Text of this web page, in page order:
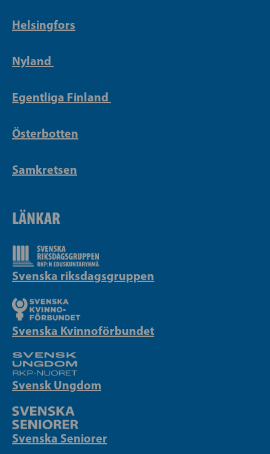
Helsingfors
Nyland
Egentliga Finland
Österbotten
Samkretsen
LÄNKAR
Svenska riksdagsgruppen
Svenska Kvinnoförbundet
Svensk Ungdom
Svenska Seniorer